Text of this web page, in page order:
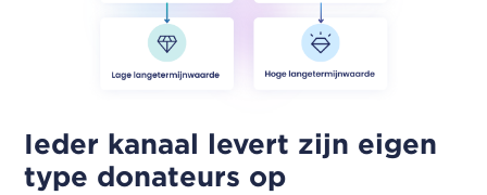
Ieder kanaal levert zijn eigen
type donateurs op